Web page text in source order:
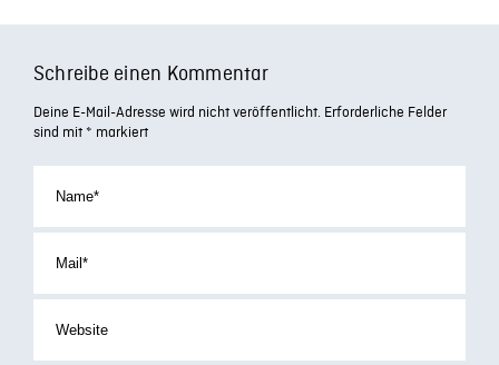
Schreibe einen Kommentar
Deine E-Mail-Adresse wird nicht veröffentlicht. Erforderliche Felder
sind mit * markiert